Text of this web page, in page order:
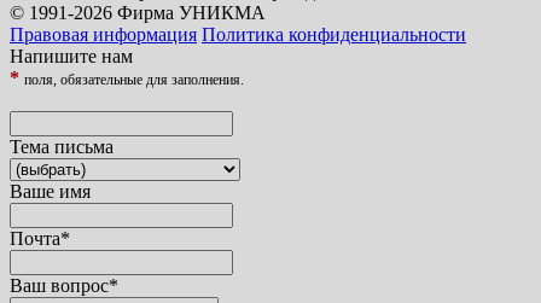
© 1991-2026 Фирма УНИКМА
Правовая информация Политика конфиденциальности
Напишите нам
* поля, обязательные для заполнения.
Тема письма
Ваше имя
Почта*
Ваш вопрос*